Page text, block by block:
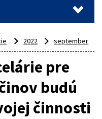
2022 september
pre
budú
činnosti